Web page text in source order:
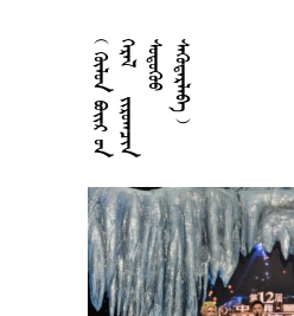










































 